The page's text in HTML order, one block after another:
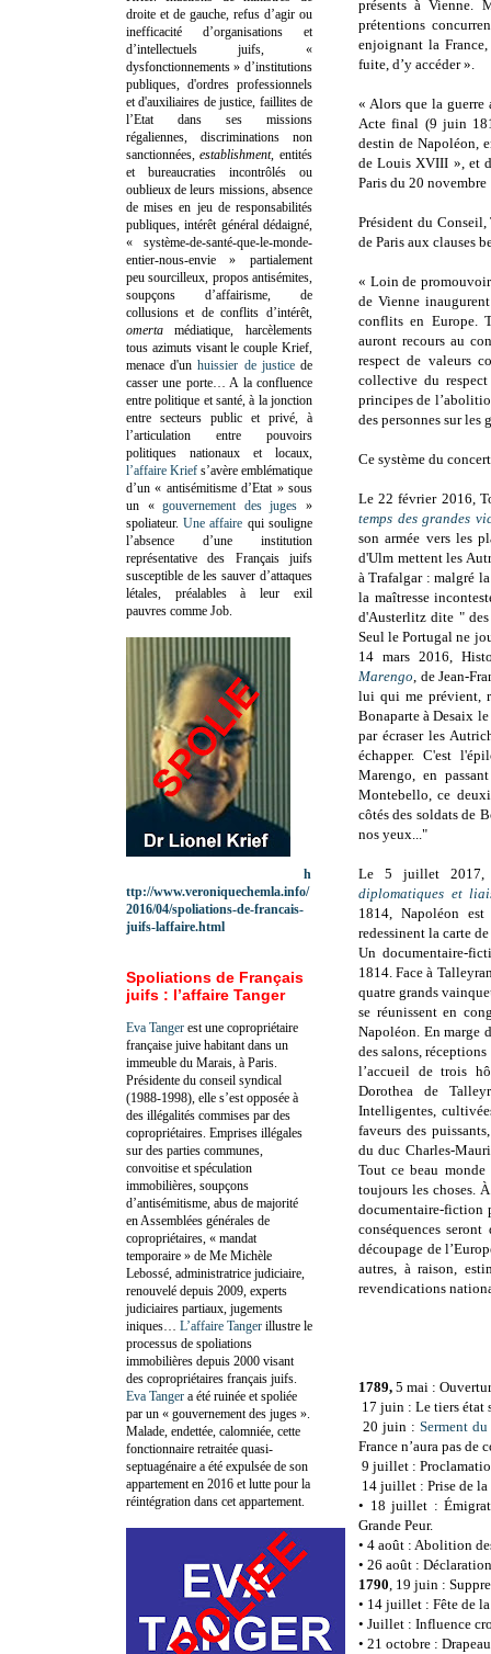
présents à Vienne.
prétentions
enjoignant la
fuite, d’y accéder ».
« Alors que la guerre
Acte final (9 juin
destin de Napoléon,
de Louis XVIII », et
Paris du 20 novembre
Président du
de Paris aux clauses
« Loin de
de Vienne
conflits en Europe.
auront recours au
respect de valeurs
collective du
principes de
des personnes sur les
Ce système du
Le 22 février 2016,
temps des grandes
son armée vers les
d'Ulm mettent les
à Trafalgar : malgré
la maîtresse
d'Austerlitz dite "
Seul le Portugal ne
14 mars 2016,
Marengo, de Jean-
lui qui me prévient,
Bonaparte à Desaix
par écraser les
échapper. C'est
Marengo, en
Montebello, ce
côtés des soldats de
nos yeux..."
Le 5 juillet 2017,
diplomatiques et
1814, Napoléon
redessinent la carte
Un documentaire-
1814. Face à
quatre grands
se réunissent en
Napoléon. En marge
des salons,
l’accueil de trois
Dorothea de
Intelligentes,
faveurs des
du duc Charles-
Tout ce beau
toujours les choses.
documentaire-fiction
conséquences
découpage de
autres, à raison,
revendications
1789, 5 mai :
17 juin : Le tiers état
20 juin : Serment du
France n’aura pas de
9 juillet :
14 juillet : Prise de
• 18 juillet :
Grande Peur.
• 4 août : Abolition
• 26 août :
1790, 19 juin :
• 14 juillet : Fête de
• Juillet : Influence
• 21 octobre :
droite et de gauche, refus d’agir ou
inefficacité d’organisations et
d’intellectuels juifs, «
dysfonctionnements » d’institutions
publiques, d'ordres professionnels
et d'auxiliaires de justice, faillites de
l’Etat dans ses missions
régaliennes, discriminations non
sanctionnées,establishment, entités
et bureaucraties incontrôlés ou
oublieux de leurs missions, absence
de mises en jeu de responsabilités
publiques, intérêt général dédaigné,
« système-de-santé-que-le-monde-
entier-nous-envie » partialement
peu sourcilleux, propos antisémites,
soupçons d’affairisme, de
collusions et de conflits d’intérêt,
omertamédiatique, harcèlements
tous azimuts visant le couple Krief,
menace d'unhuissier de justicede
casser une porte… A la confluence
entre politique et santé, à la jonction
entre secteurs public et privé, à
l’articulation entre pouvoirs
politiques nationaux et locaux,
l’affaire Krief s’avère emblématique
d’un « antisémitisme d’Etat » sous
un «gouvernement des juges »
spoliateur.Une affaire qui souligne
l’absence d’une institution
représentative des Français juifs
susceptible de les sauver d’attaques
létales, préalables à leur exil
pauvres comme Job.
h
ttp://www.veroniquechemla.info/
2016/04/spoliations-de-francais-
juifs-laffaire.html
Spoliations de Français
juifs : l’affaire Tanger
Eva Tanger est une copropriétaire
française juive habitant dans un
immeuble du Marais, à Paris.
Présidente du conseil syndical
(1988-1998), elle s’est opposée à
des illégalités commises par des
copropriétaires. Emprises illégales
sur des parties communes,
convoitise et spéculation
immobilières, soupçons
d’antisémitisme, abus de majorité
en Assemblées générales de
copropriétaires, « mandat
temporaire » de Me Michèle
Lebossé, administratrice judiciaire,
renouvelé depuis 2009, experts
judiciaires partiaux, jugements
iniques… L’affaire Tanger illustre le
processus de spoliations
immobilières depuis 2000 visant
des copropriétaires français juifs.
Eva Tanger a été ruinée et spoliée
par un « gouvernement des juges ».
Malade, endettée, calomniée, cette
fonctionnaire retraitée quasi-
septuagénaire a été expulsée de son
appartement en 2016 et lutte pour la
réintégration dans cet appartement.